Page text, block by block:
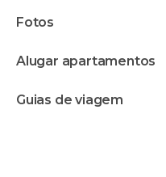
fotos
alugar apartamentos
guias de viagem